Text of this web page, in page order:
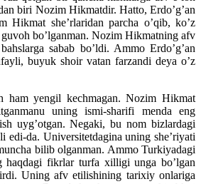
biri Nozim Hikmatdir. Hatto, Erdo’g’an
Hikmat she’rlaridan parcha o’qib, ko’z
bo’lganman. Nozim Hikmatning afv
sabab bo’ldi. Ammo Erdo’g’an
buyuk shoir vatan farzandi deya o’z
ham yengil kechmagan. Nozim Hikmat
uning ismi-sharifi menda eng
uyg’otgan. Negaki, bu nom bizlardagi
edi-da. Universitetdagina uning she’riyati
bilib olganman. Ammo Turkiyadagi
haqdagi fikrlar turfa xilligi unga bo’lgan
Uning afv etilishining tarixiy onlariga